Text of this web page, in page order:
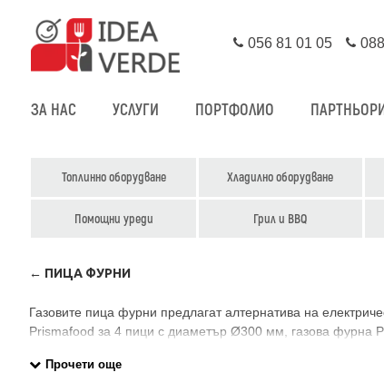
056 81 01 05
ЗА НАС УСЛУГИ ПОРТФОЛИО
Топлинно оборудване Хладилно оборудване
Помощни уреди Грил и BBQ
← ПИЦА ФУРНИ
Газовите пица фурни предлагат алтернатива на
Prismafood за 4 пици с диаметър Ø300 мм, газова фурна
заведението.